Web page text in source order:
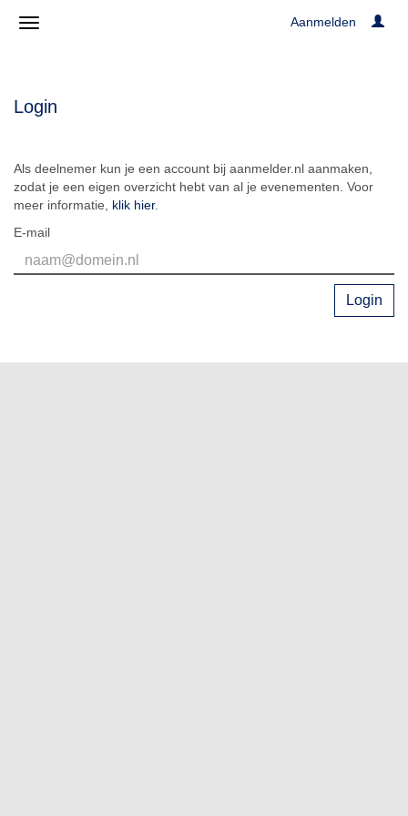
Aanmelden
Login
Als deelnemer kun je een account bij aanmelder.nl aanmaken,
zodat je een eigen overzicht hebt van al je evenementen. Voor
meer informatie, klik hier.
E-mail
Login